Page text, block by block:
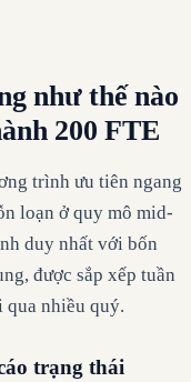
như thế nào
200 FTE
trình ưu tiên ngang
loạn ở quy mô mid-
duy nhất với bốn
được sắp xếp tuần
nhiều quý.
trạng thái